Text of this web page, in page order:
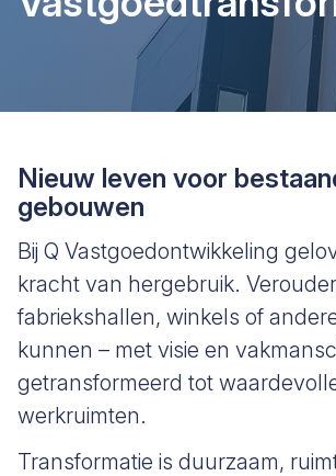
Nieuw leven voor
gebouwen
Bij Q Vastgoedontwikkeling
kracht van hergebruik.
fabriekshallen, winkels of
kunnen – met visie en
getransformeerd tot
werkruimten.
Transformatie is duurzaam,